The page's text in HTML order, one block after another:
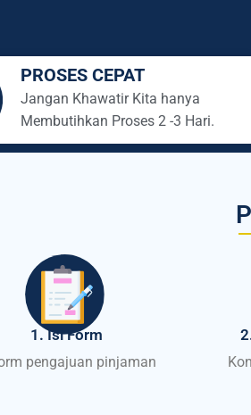
PROSES CEPAT
Jangan Khawatir Kita hanya
Membutihkan Proses 2 -3 Hari.
1. Isi Form
pengajuan pinjaman